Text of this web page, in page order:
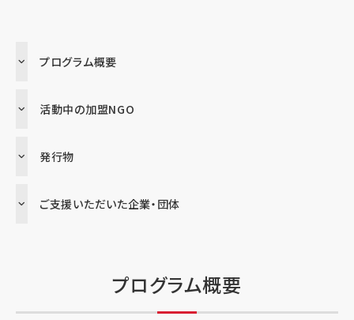
プログラム概要
活動中の加盟NGO
発行物
ご支援いただいた企業・団体
プログラム概要